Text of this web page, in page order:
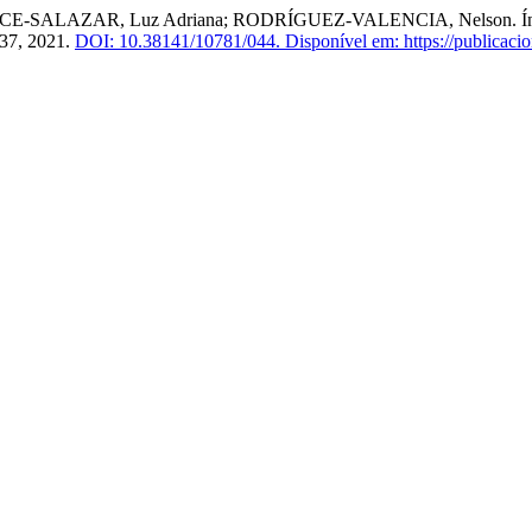
Luz Adriana; RODRÍGUEZ-VALENCIA, Nelson.
2021. DOI: 10.38141/10781/044. Disponível em: https://